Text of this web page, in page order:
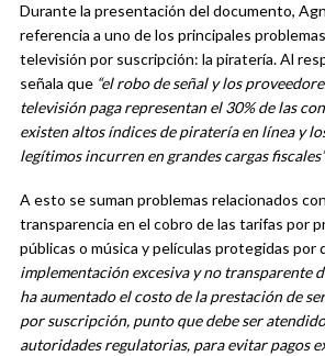
Durante la presentación del documento,
referencia a uno de los principales
televisión por suscripción: la piratería. Al
señala que “el robo de señal y los
televisión paga representan el 30% de las
existen altos índices de piratería en línea y
legítimos incurren en grandes cargas fiscales”
A esto se suman problemas relacionados
transparencia en el cobro de las tarifas por
públicas o música y películas protegidas por
implementación excesiva y no transparente
ha aumentado el costo de la prestación de
por suscripción, punto que debe ser
autoridades regulatorias, para evitar pagos